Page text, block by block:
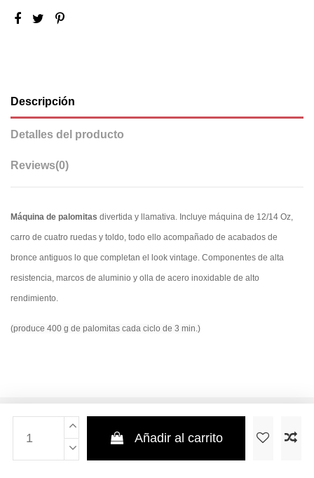
Añadir al carrito
Descripción
Detalles del producto
Reviews(0)
Máquina de palomitas divertida y llamativa. Incluye máquina de 12/14 Oz,
carro de cuatro ruedas y toldo, todo ello acompañado de acabados de
bronce antiguos lo que completan el look vintage. Componentes de alta
resistencia, marcos de aluminio y olla de acero inoxidable de alto
rendimiento.
(produce 400 g de palomitas cada ciclo de 3 min.)